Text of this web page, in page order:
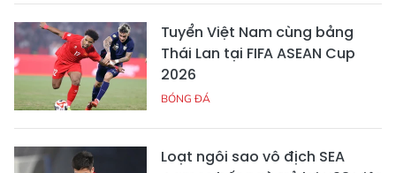
Tuyển Việt Nam cùng bảng
Thái Lan tại FIFA ASEAN Cup
2026
BÓNG ĐÁ
Loạt ngôi sao vô địch SEA